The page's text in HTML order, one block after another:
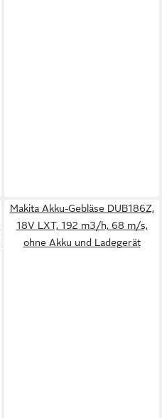
Makita Akku-Gebläse DUB186Z,
18V LXT, 192 m3/h, 68 m/s,
ohne Akku und Ladegerät